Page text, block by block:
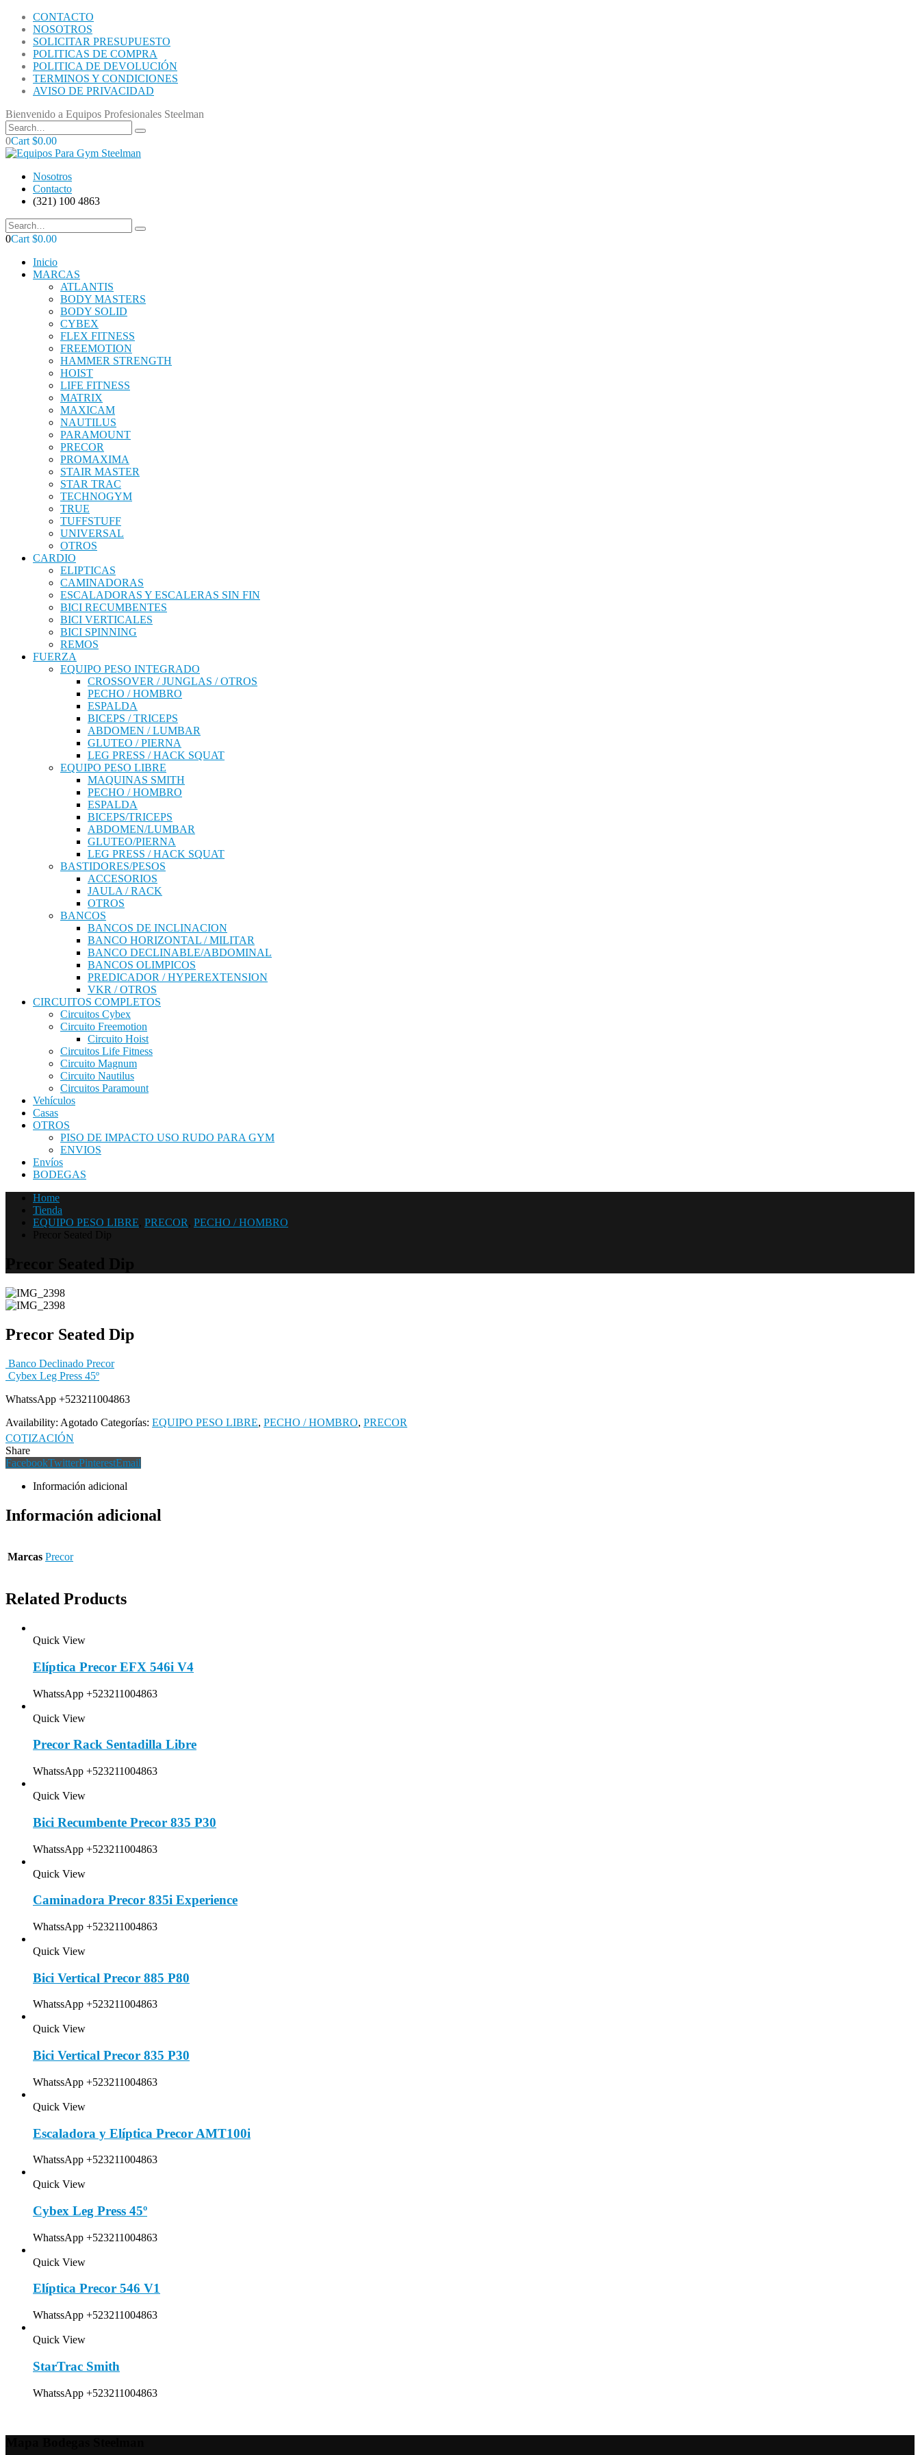
CONTACTO
NOSOTROS
SOLICITAR PRESUPUESTO
POLITICAS DE COMPRA
POLITICA DE DEVOLUCIÓN
TERMINOS Y CONDICIONES
AVISO DE PRIVACIDAD
Bienvenido a Equipos Profesionales Steelman
0Cart $0.00
Nosotros
Contacto
(321) 100 4863
0Cart $0.00
Inicio
MARCAS
ATLANTIS
BODY MASTERS
BODY SOLID
CYBEX
FLEX FITNESS
FREEMOTION
HAMMER STRENGTH
HOIST
LIFE FITNESS
MATRIX
MAXICAM
NAUTILUS
PARAMOUNT
PRECOR
PROMAXIMA
STAIR MASTER
STAR TRAC
TECHNOGYM
TRUE
TUFFSTUFF
UNIVERSAL
OTROS
CARDIO
ELIPTICAS
CAMINADORAS
ESCALADORAS Y ESCALERAS SIN FIN
BICI RECUMBENTES
BICI VERTICALES
BICI SPINNING
REMOS
FUERZA
EQUIPO PESO INTEGRADO
CROSSOVER / JUNGLAS / OTROS
PECHO / HOMBRO
ESPALDA
BICEPS / TRICEPS
ABDOMEN / LUMBAR
GLUTEO / PIERNA
LEG PRESS / HACK SQUAT
EQUIPO PESO LIBRE
MAQUINAS SMITH
PECHO / HOMBRO
ESPALDA
BICEPS/TRICEPS
ABDOMEN/LUMBAR
GLUTEO/PIERNA
LEG PRESS / HACK SQUAT
BASTIDORES/PESOS
ACCESORIOS
JAULA / RACK
OTROS
BANCOS
BANCOS DE INCLINACION
BANCO HORIZONTAL / MILITAR
BANCO DECLINABLE/ABDOMINAL
BANCOS OLIMPICOS
PREDICADOR / HYPEREXTENSION
VKR / OTROS
CIRCUITOS COMPLETOS
Circuitos Cybex
Circuito Freemotion
Circuito Hoist
Circuitos Life Fitness
Circuito Magnum
Circuito Nautilus
Circuitos Paramount
Vehículos
Casas
OTROS
PISO DE IMPACTO USO RUDO PARA GYM
ENVIOS
Envíos
BODEGAS
Home
Tienda
EQUIPO PESO LIBRE PRECOR PECHO / HOMBRO
Precor Seated Dip
Banco Declinado Precor
Cybex Leg Press 45º
WhatssApp +523211004863
Availability: Agotado Categorías: EQUIPO PESO LIBRE, PECHO / HOMBRO, PRECOR
COTIZACIÓN
Share
FacebookTwitterPinterestEmail
Información adicional
Información adicional
Marcas Precor
Related Products
Quick View
Elíptica Precor EFX 546i V4
WhatssApp +523211004863
Quick View
Precor Rack Sentadilla Libre
WhatssApp +523211004863
Quick View
Bici Recumbente Precor 835 P30
WhatssApp +523211004863
Quick View
Caminadora Precor 835i Experience
WhatssApp +523211004863
Quick View
Bici Vertical Precor 885 P80
WhatssApp +523211004863
Quick View
Bici Vertical Precor 835 P30
WhatssApp +523211004863
Quick View
Escaladora y Elíptica Precor AMT100i
WhatssApp +523211004863
Quick View
Cybex Leg Press 45º
WhatssApp +523211004863
Quick View
Elíptica Precor 546 V1
WhatssApp +523211004863
Quick View
StarTrac Smith
WhatssApp +523211004863